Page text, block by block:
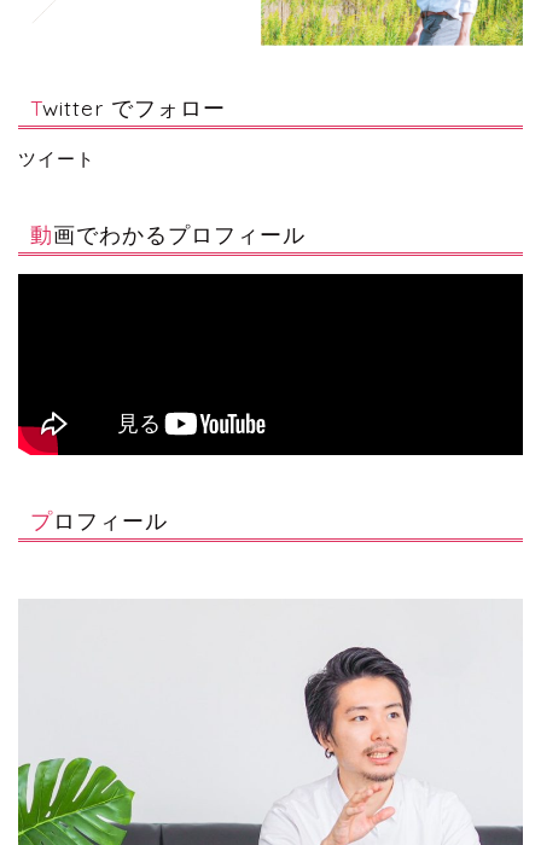
Twitter でフォロー
ツイート
動画でわかるプロフィール
プロフィール